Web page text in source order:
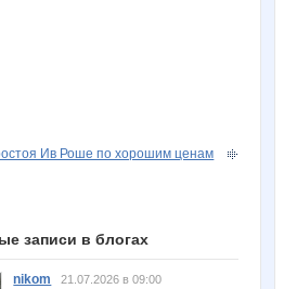
Ив Роше по хорошим ценам
записи в блогах
nikom 21.07.2026 в 09:00